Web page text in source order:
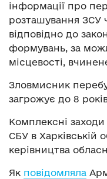
інформації про
розташування ЗСУ
відповідно до
формувань, за
місцевості,
Зловмисник
загрожує до 8
Комплексні
СБУ в Харківській
керівництва
Як повідомляла